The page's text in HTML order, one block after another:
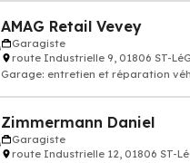
AMAG Retail Vevey
Garagiste
route Industrielle 9, 01806 ST-
Garage: entretien et réparation
Zimmermann Daniel
Garagiste
route Industrielle 12, 01806 ST-